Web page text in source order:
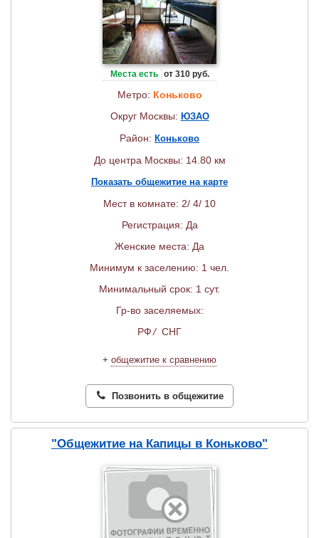
Места есть от 310 руб.
Метро: Коньково
Округ Москвы: ЮЗАО
Район: Коньково
До центра Москвы: 14.80 км
Показать общежитие на карте
Мест в комнате: 2/ 4/ 10
Регистрация: Да
Женские места: Да
Минимум к заселению: 1 чел.
Минимальный срок: 1 сут.
Гр-во заселяемых:
РФ/ СНГ
+ общежитие к сравнению
Позвонить в общежитие
"Общежитие на Капицы в Коньково"